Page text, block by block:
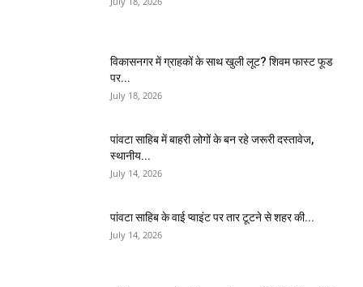
विकासनगर में ग्राहकों के साथ खुली लूट? शिवम फास्ट फूड
पर...
July 18, 2026
पांवटा साहिब में बाहरी लोगों के बन रहे जरूरी दस्तावेज,
स्थानीय...
July 14, 2026
पांवटा साहिब के वाई प्वाइंट पर तार टूटने से शहर की...
July 14, 2026